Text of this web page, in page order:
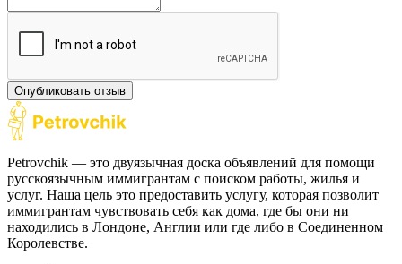
Опубликовать отзыв
Petrovchik — это двуязычная доска объявлений для помощи
русскоязычным иммигрантам с поиском работы, жилья и
услуг. Наша цель это предоставить услугу, которая позволит
иммигрантам чувствовать себя как дома, где бы они ни
находились в Лондоне, Англии или где либо в Соединенном
Королевстве.